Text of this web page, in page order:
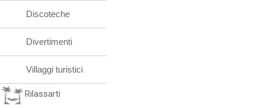
Discoteche
Divertimenti
Villaggi turistici
Rilassarti